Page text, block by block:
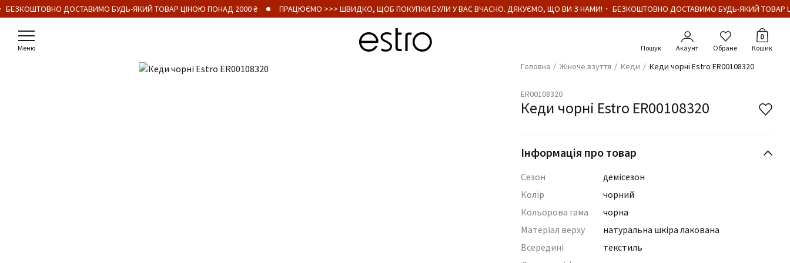
ДОСТАВИМО БУДЬ-ЯКИЙ ТОВАР ЦІНОЮ ПОНАД 2000 ₴ ПРАЦЮЄМО >>> ШВИДКО, ЩОБ ПОКУПКИ БУЛИ У ВАС ВЧАСНО. ДЯКУЄМО, ЩО ВИ З НАМИ!・ БЕЗКОШТОВНО ДОСТАВИМО БУДЬ-ЯКИЙ ТОВАР
Меню Акаунт Обране
0
Кошик
Головна Жіноче взуття Кеди Кеди чорні Estro ER00108320
ER00108320
Кеди чорні Estro ER00108320
Інформація про товар
Сезон
демісезон
Колір
чорний
Кольорова гама
чорна
Матеріал верху
натуральна шкіра лакована
Всередині
текстиль